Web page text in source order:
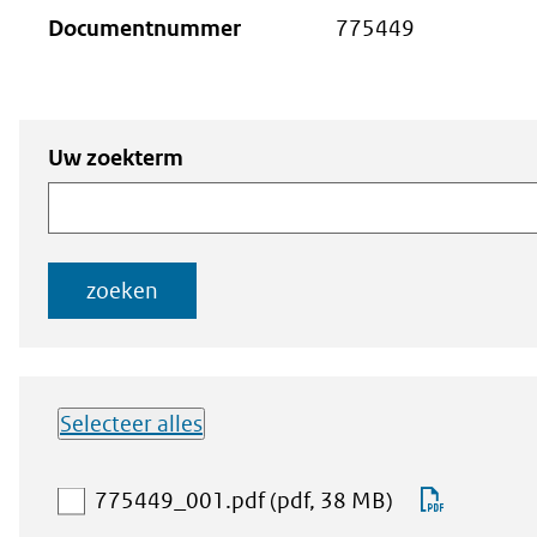
Documentnummer 775449
Zoeken
naar
documenten
Zoeken naar
Uw zoekterm
zoeken
Selecteer alles
downloadbare
775449_001.pdf(pdf, 38 MB) aan